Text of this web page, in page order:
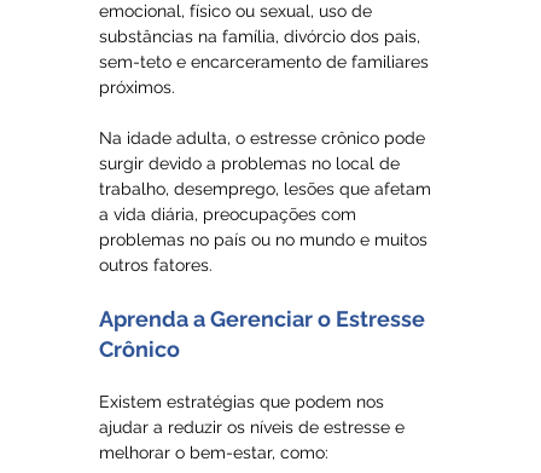
emocional, físico ou sexual, uso de
substâncias na família, divórcio dos pais,
sem-teto e encarceramento de familiares
próximos.
Na idade adulta, o estresse crônico pode
surgir devido a problemas no local de
trabalho, desemprego, lesões que afetam
a vida diária, preocupações com
problemas no país ou no mundo e muitos
outros fatores.
Aprenda a Gerenciar o Estresse
Crônico
Existem estratégias que podem nos
ajudar a reduzir os níveis de estresse e
melhorar o bem-estar, como: